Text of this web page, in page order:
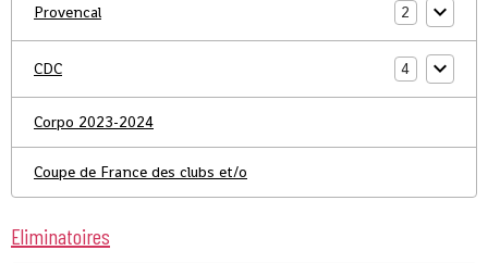
Provencal 2
CDC 4
Corpo 2023-2024
Coupe de France des clubs et/o
Eliminatoires